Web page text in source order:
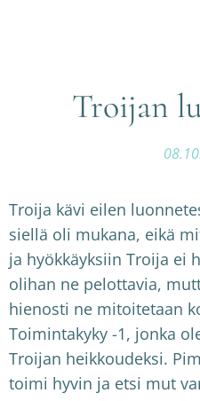
Troijan
Troija kävi eilen
siellä oli mukana, eikä
ja hyökkäyksiin Troija ei
olihan ne pelottavia,
hienosti ne mitoitetaan
Toimintakyky -1, jonka
Troijan heikkoudeksi.
toimi hyvin ja etsi mut